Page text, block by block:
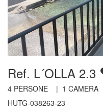
Ref. L´OLLA 2.3
4 PERSONE | 1 CAMERA
HUTG-038263-23